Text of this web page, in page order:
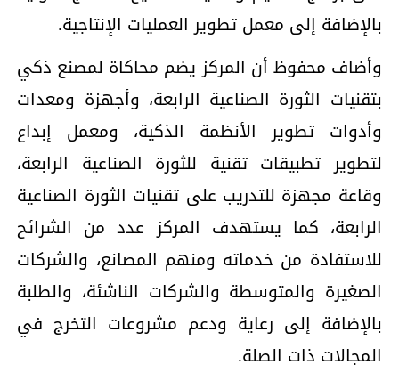
بالإضافة إلى معمل تطوير العمليات الإنتاجية.
وأضاف محفوظ أن المركز يضم محاكاة لمصنع ذكي
بتقنيات الثورة الصناعية الرابعة، وأجهزة ومعدات
وأدوات تطوير الأنظمة الذكية، ومعمل إبداع
لتطوير تطبيقات تقنية للثورة الصناعية الرابعة،
وقاعة مجهزة للتدريب على تقنيات الثورة الصناعية
الرابعة، كما يستهدف المركز عدد من الشرائح
للاستفادة من خدماته ومنهم المصانع، والشركات
الصغيرة والمتوسطة والشركات الناشئة، والطلبة
بالإضافة إلى رعاية ودعم مشروعات التخرج في
المجالات ذات الصلة.